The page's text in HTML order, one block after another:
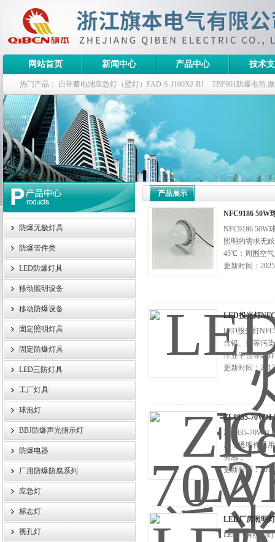
浙江旗本电气有限公司
网站首页 新闻中心 产品中心 技术
热门产品： 自带蓄电池应急灯（壁灯）FAD-S-J100XJ-BJ TBF901防爆电筒,
栏式无极灯 G9960-W120W长寿无极工厂灯,三防无极灯
防爆泛光灯
防爆无极灯具
防爆管件类
LED防爆灯具
移动照明设备
移动防爆设备
固定照明灯具
固定防爆灯具
LED三防灯具
工厂灯具
球泡灯
BBJ防爆声光指示灯
防爆电器
厂用防爆防腐系列
应急灯
标志灯
视孔灯
产品展示
NFC9186 50W
NFC9186 50W
照明的需求无
45℃；周围空
更新时间：
LED投光灯
LED投光灯
含铅、汞等污
作业平台等爆
更新时间：
ZL8835-
ZL8835-
用；透明件采
劳感；
更新时间：
LED厂房照明
LED厂房照明